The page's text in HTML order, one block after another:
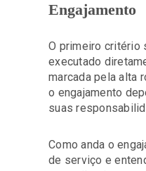
Engajamento
O primeiro critério
executado
marcada pela alta
o engajamento
suas
Como anda o
de serviço e